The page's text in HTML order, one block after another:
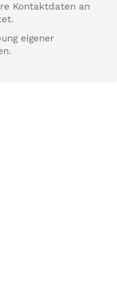
Kontaktdaten an
eigener